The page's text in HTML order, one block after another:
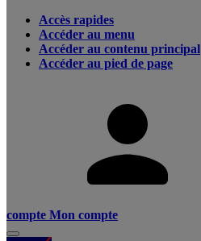
Accès rapides
Accéder au menu
Accéder au contenu principal
Accéder au pied de page
compte Mon compte